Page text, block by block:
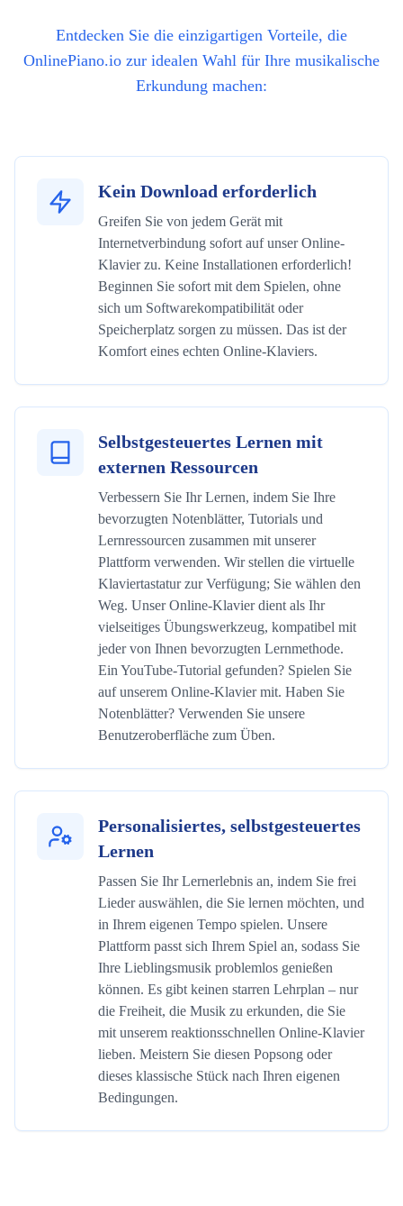
Entdecken Sie die einzigartigen Vorteile, die
OnlinePiano.io zur idealen Wahl für Ihre musikalische
Erkundung machen:
Kein Download erforderlich
Greifen Sie von jedem Gerät mit
Internetverbindung sofort auf unser Online-
Klavier zu. Keine Installationen erforderlich!
Beginnen Sie sofort mit dem Spielen, ohne
sich um Softwarekompatibilität oder
Speicherplatz sorgen zu müssen. Das ist der
Komfort eines echten Online-Klaviers.
Selbstgesteuertes Lernen mit
externen Ressourcen
Verbessern Sie Ihr Lernen, indem Sie Ihre
bevorzugten Notenblätter, Tutorials und
Lernressourcen zusammen mit unserer
Plattform verwenden. Wir stellen die virtuelle
Klaviertastatur zur Verfügung; Sie wählen den
Weg. Unser Online-Klavier dient als Ihr
vielseitiges Übungswerkzeug, kompatibel mit
jeder von Ihnen bevorzugten Lernmethode.
Ein YouTube-Tutorial gefunden? Spielen Sie
auf unserem Online-Klavier mit. Haben Sie
Notenblätter? Verwenden Sie unsere
Benutzeroberfläche zum Üben.
Personalisiertes, selbstgesteuertes
Lernen
Passen Sie Ihr Lernerlebnis an, indem Sie frei
Lieder auswählen, die Sie lernen möchten, und
in Ihrem eigenen Tempo spielen. Unsere
Plattform passt sich Ihrem Spiel an, sodass Sie
Ihre Lieblingsmusik problemlos genießen
können. Es gibt keinen starren Lehrplan – nur
die Freiheit, die Musik zu erkunden, die Sie
mit unserem reaktionsschnellen Online-Klavier
lieben. Meistern Sie diesen Popsong oder
dieses klassische Stück nach Ihren eigenen
Bedingungen.